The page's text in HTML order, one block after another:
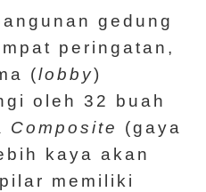
gedung
peringatan,
(lobby)
oleh 32 buah
Composite (gaya
kaya akan
memiliki